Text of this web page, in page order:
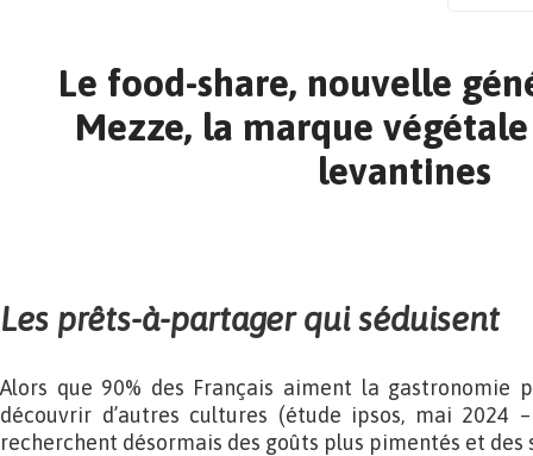
Le food-share, nouvelle
Mezze, la marque
levantines
Les prêts-à-partager qui séduisent
Alors que 90% des Français aiment la gastronomie
découvrir d’autres cultures (étude ipsos, mai 2024
recherchent désormais des goûts plus pimentés et